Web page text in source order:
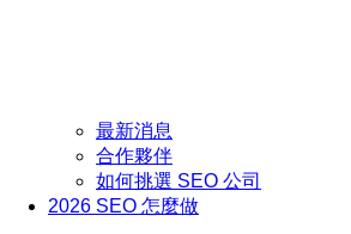
最新消息
合作夥伴
如何挑選 SEO 公司
2026 SEO 怎麼做